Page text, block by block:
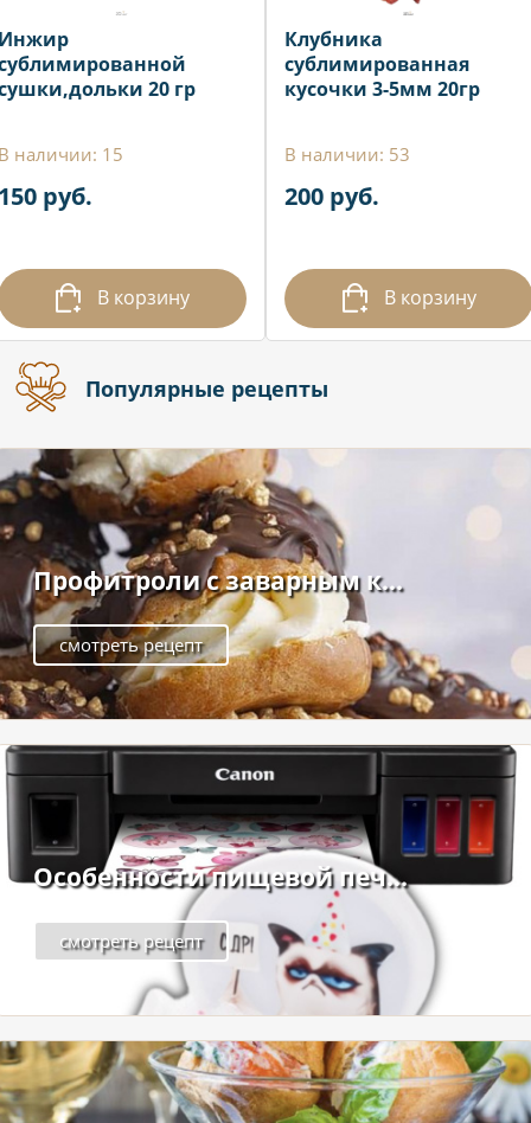
20 гр
наличии: 15
руб.
В корзину
Клубника
сублимированная
кусочки 3-5мм 20гр
В наличии: 53
200 руб.
В корзину
Популярные рецепты
Профитроли с заварным к...
смотреть рецепт
Особенности пищевой печ...
смотреть рецепт